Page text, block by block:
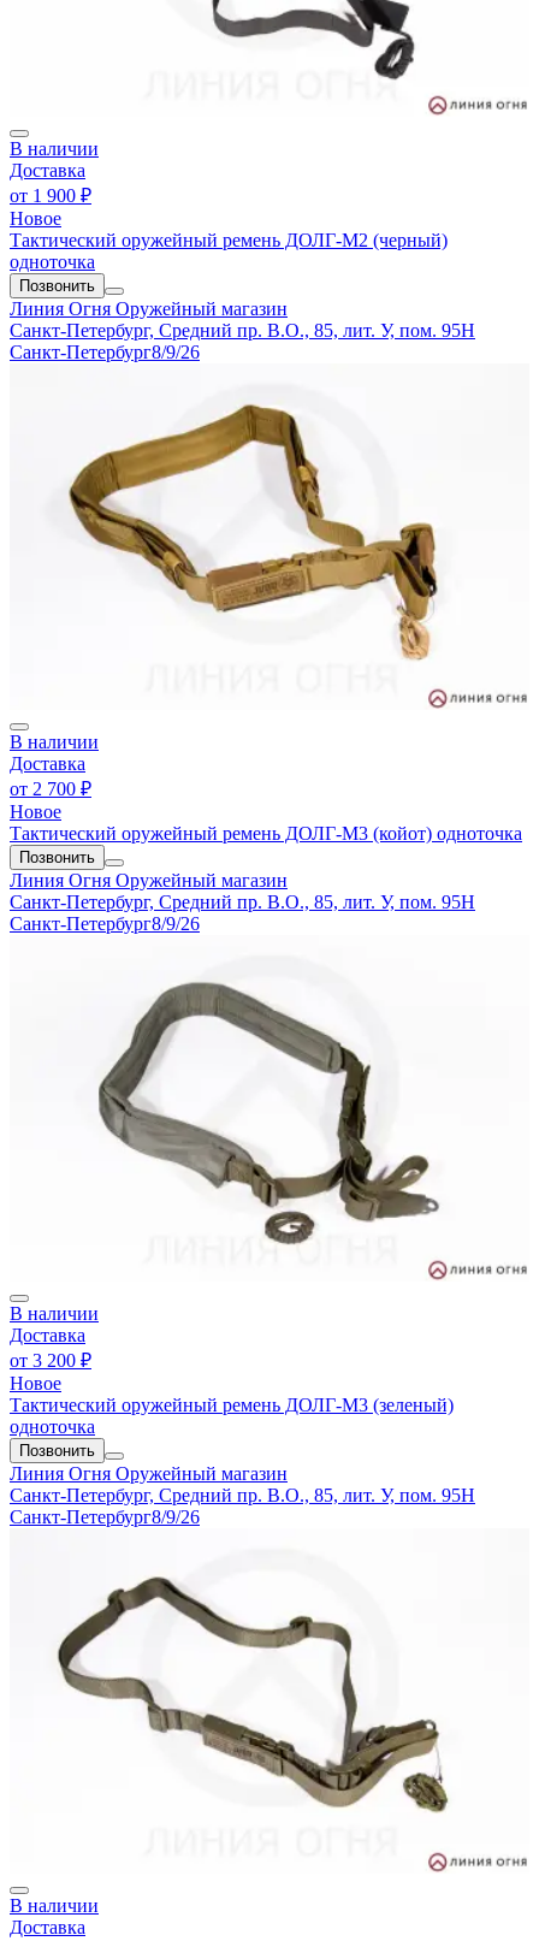
В наличии
Доставка
от 1 900 ₽
Новое
Тактический оружейный ремень ДОЛГ-М2 (черный)
одноточка
Позвонить
Линия Огня Оружейный магазин
Санкт-Петербург, Средний пр. В.О., 85, лит. У, пом. 95Н
Санкт-Петербург8/9/26
В наличии
Доставка
от 2 700 ₽
Новое
Тактический оружейный ремень ДОЛГ-М3 (койот) одноточка
Позвонить
Линия Огня Оружейный магазин
Санкт-Петербург, Средний пр. В.О., 85, лит. У, пом. 95Н
Санкт-Петербург8/9/26
В наличии
Доставка
от 3 200 ₽
Новое
Тактический оружейный ремень ДОЛГ-М3 (зеленый)
одноточка
Позвонить
Линия Огня Оружейный магазин
Санкт-Петербург, Средний пр. В.О., 85, лит. У, пом. 95Н
Санкт-Петербург8/9/26
В наличии
Доставка